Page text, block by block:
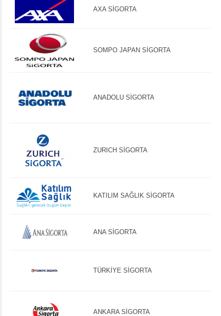
AXA SİGORTA
SOMPO JAPAN SİGORTA
ANADOLU SİGORTA
ZURICH SİGORTA
KATILIM SAĞLIK SİGORTA
ANA SİGORTA
TÜRKİYE SİGORTA
ANKARA SİGORTA